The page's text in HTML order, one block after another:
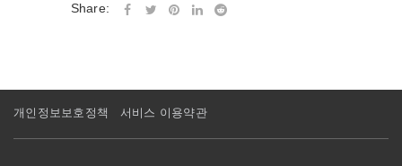
Share:
개인정보보호정책 서비스 이용약관